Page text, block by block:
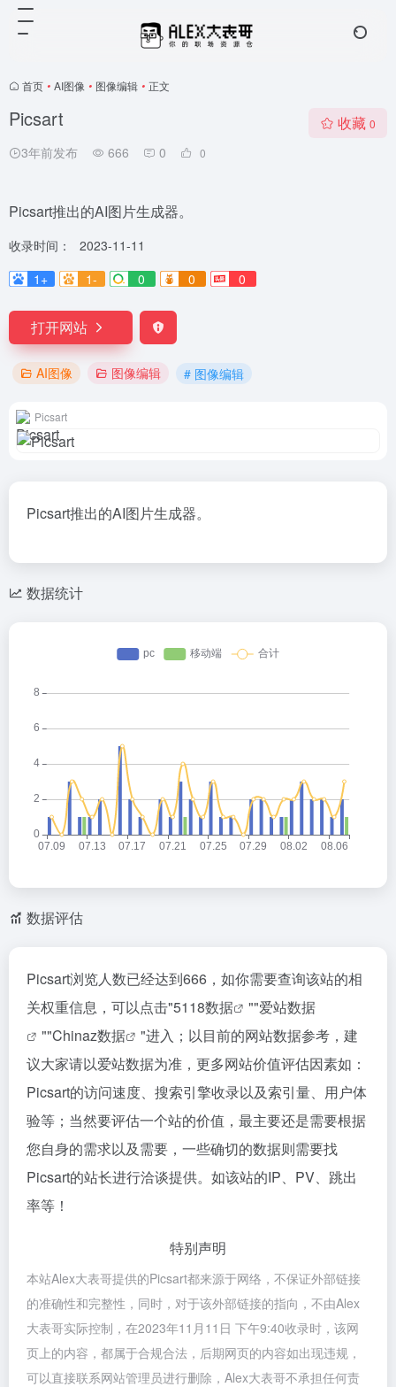
首页 • AI图像 • 图像编辑 • 正文
Picsart
3年前发布 666 0 0
收藏 0
Picsart推出的AI图片生成器。
收录时间：
2023-11-11
1+
1- 0 0 0
打开网站
AI图像 图像编辑 # 图像编辑
Picsart
Picsart推出的AI图片生成器。
数据统计
数据评估
Picsart浏览人数已经达到666，如你需要查询该站的相
关权重信息，可以点击"5118数据 ""爱站数据
""Chinaz数据
"进入；以目前的网站数据参考，建
议大家请以爱站数据为准，更多网站价值评估因素如：
Picsart的访问速度、搜索引擎收录以及索引量、用户体
验等；当然要评估一个站的价值，最主要还是需要根据
您自身的需求以及需要，一些确切的数据则需要找
Picsart的站长进行洽谈提供。如该站的IP、PV、跳出
率等！
特别声明
本站Alex大表哥提供的Picsart都来源于网络，不保证外部链接
的准确性和完整性，同时，对于该外部链接的指向，不由Alex
大表哥实际控制，在2023年11月11日 下午9:40收录时，该网
页上的内容，都属于合规合法，后期网页的内容如出现违规，
可以直接联系网站管理员进行删除，Alex大表哥不承担任何责